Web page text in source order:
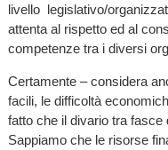
livello legislativo/
attenta al rispetto ed al
competenze tra i diversi
Certamente – considera
facili, le difficoltà
fatto che il divario tra fasce
Sappiamo che le risorse